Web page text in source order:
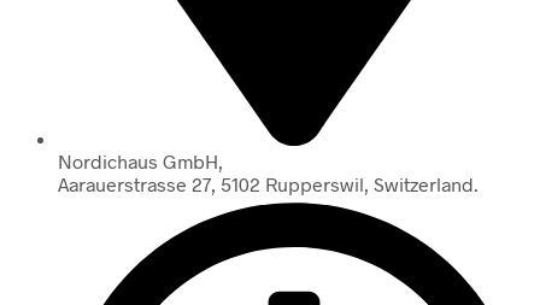
Nordichaus GmbH,
Aarauerstrasse 27, 5102 Rupperswil, Switzerland.